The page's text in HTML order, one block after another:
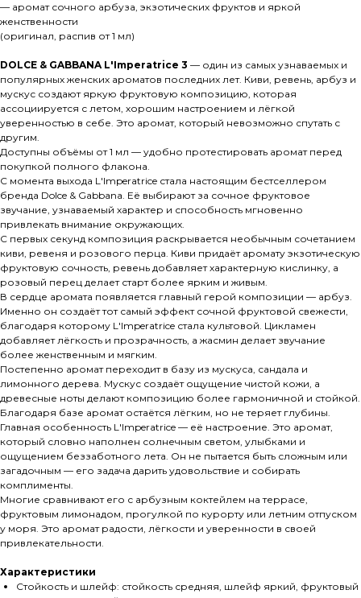
— аромат сочного арбуза, экзотических фруктов и яркой
женственности
(оригинал, распив от 1 мл)
DOLCE & GABBANA L'Imperatrice 3 — один из самых узнаваемых и
популярных женских ароматов последних лет. Киви, ревень, арбуз и
мускус создают яркую фруктовую композицию, которая
ассоциируется с летом, хорошим настроением и лёгкой
уверенностью в себе. Это аромат, который невозможно спутать с
другим.
Доступны объёмы от 1 мл — удобно протестировать аромат перед
покупкой полного флакона.
С момента выхода L'Imperatrice стала настоящим бестселлером
бренда Dolce & Gabbana. Её выбирают за сочное фруктовое
звучание, узнаваемый характер и способность мгновенно
привлекать внимание окружающих.
С первых секунд композиция раскрывается необычным сочетанием
киви, ревеня и розового перца. Киви придаёт аромату экзотическую
фруктовую сочность, ревень добавляет характерную кислинку, а
розовый перец делает старт более ярким и живым.
В сердце аромата появляется главный герой композиции — арбуз.
Именно он создаёт тот самый эффект сочной фруктовой свежести,
благодаря которому L'Imperatrice стала культовой. Цикламен
добавляет лёгкость и прозрачность, а жасмин делает звучание
более женственным и мягким.
Постепенно аромат переходит в базу из мускуса, сандала и
лимонного дерева. Мускус создаёт ощущение чистой кожи, а
древесные ноты делают композицию более гармоничной и стойкой.
Благодаря базе аромат остаётся лёгким, но не теряет глубины.
Главная особенность L'Imperatrice — её настроение. Это аромат,
который словно наполнен солнечным светом, улыбками и
ощущением беззаботного лета. Он не пытается быть сложным или
загадочным — его задача дарить удовольствие и собирать
комплименты.
Многие сравнивают его с арбузным коктейлем на террасе,
фруктовым лимонадом, прогулкой по курорту или летним отпуском
у моря. Это аромат радости, лёгкости и уверенности в своей
привлекательности.
Характеристики
Стойкость и шлейф: стойкость средняя, шлейф яркий, фруктовый